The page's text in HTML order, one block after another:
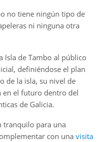
no tiene ningún tipo de
ni ninguna otra
Isla de Tambo al público
definiéndose el plan
de la isla, su nivel de
en el futuro dentro del
de Galicia.
tranquilo para una
con una visita